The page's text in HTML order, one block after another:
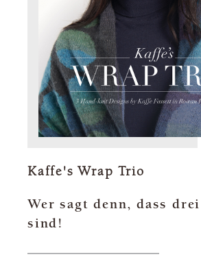
Kaffe's Wrap Trio
Wer sagt denn, dass
sind!